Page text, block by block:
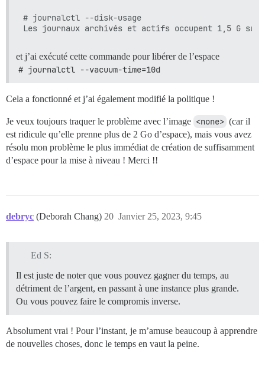
# journalctl --disk-usage
et j’ai exécuté cette commande pour libérer de l’espace
# journalctl --vacuum-time=10d
Cela a fonctionné et j’ai également modifié la politique !
Je veux toujours traquer le problème avec l’image <none> (car il
est ridicule qu’elle prenne plus de 2 Go d’espace), mais vous avez
résolu mon problème le plus immédiat de création de suffisamment
d’espace pour la mise à niveau ! Merci !!
debryc (Deborah Chang) Janvier 25, 2023, 9:45
20
Ed S:
Il est juste de noter que vous pouvez gagner du temps, au
détriment de l’argent, en passant à une instance plus grande.
Ou vous pouvez faire le compromis inverse.
Absolument vrai ! Pour l’instant, je m’amuse beaucoup à apprendre
de nouvelles choses, donc le temps en vaut la peine.